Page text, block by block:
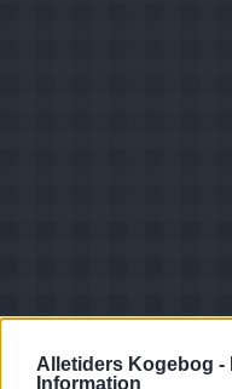
Alletiders Kogebog -
Information
Ret :Hovedretter